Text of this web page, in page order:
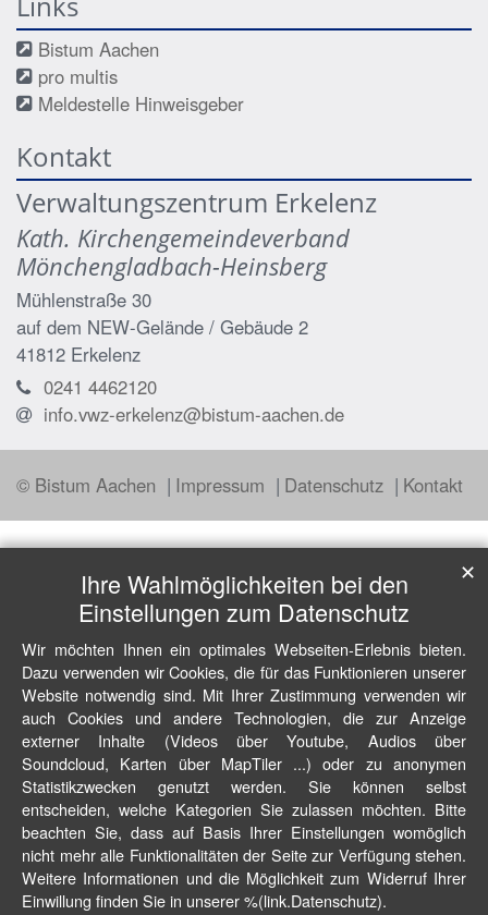
Bistum Aachen
pro multis
Meldestelle Hinweisgeber
Kontakt
Verwaltungszentrum Erkelenz
Kath. Kirchengemeindeverband
Mönchengladbach-Heinsberg
Mühlenstraße 30
auf dem NEW-Gelände / Gebäude 2
41812 Erkelenz
0241 4462120
info.vwz-erkelenz@bistum-aachen.de
© Bistum Aachen Impressum Datenschutz Kontakt
Ihre Wahlmöglichkeiten bei den
Einstellungen zum Datenschutz
Wir möchten Ihnen ein optimales Webseiten-Erlebnis bieten.
Dazu verwenden wir Cookies, die für das Funktionieren unserer
Website notwendig sind. Mit Ihrer Zustimmung verwenden wir
auch Cookies und andere Technologien, die zur Anzeige
externer Inhalte (Videos über Youtube, Audios über
Soundcloud, Karten über MapTiler ...) oder zu anonymen
Statistikzwecken genutzt werden. Sie können selbst
entscheiden, welche Kategorien Sie zulassen möchten. Bitte
beachten Sie, dass auf Basis Ihrer Einstellungen womöglich
nicht mehr alle Funktionalitäten der Seite zur Verfügung stehen.
Weitere Informationen und die Möglichkeit zum Widerruf Ihrer
Einwillung finden Sie in unserer %(link.Datenschutz).
✕